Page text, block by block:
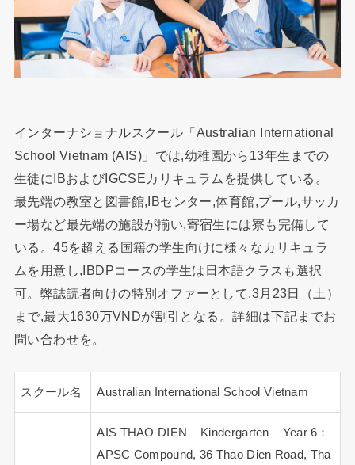
インターナショナルスクール「Australian International
School Vietnam (AIS)」では,幼稚園から13年生までの
生徒にIBおよびIGCSEカリキュラムを提供している。
最先端の教室と図書館,IBセンター,体育館,プール,サッカ
ー場など最先端の施設が揃い,寄宿生には寮も完備して
いる。45を超える国籍の学生向けに様々なカリキュラ
ムを用意し,IBDPコースの学生は日本語クラスも選択
可。弊誌読者向けの特別オファーとして,3月23日（土）
まで,最大1630万VNDが割引となる。詳細は下記までお
問い合わせを。
スクール名 Australian International School Vietnam
AIS THAO DIEN – Kindergarten – Year 6：
APSC Compound, 36 Thao Dien Road, Tha